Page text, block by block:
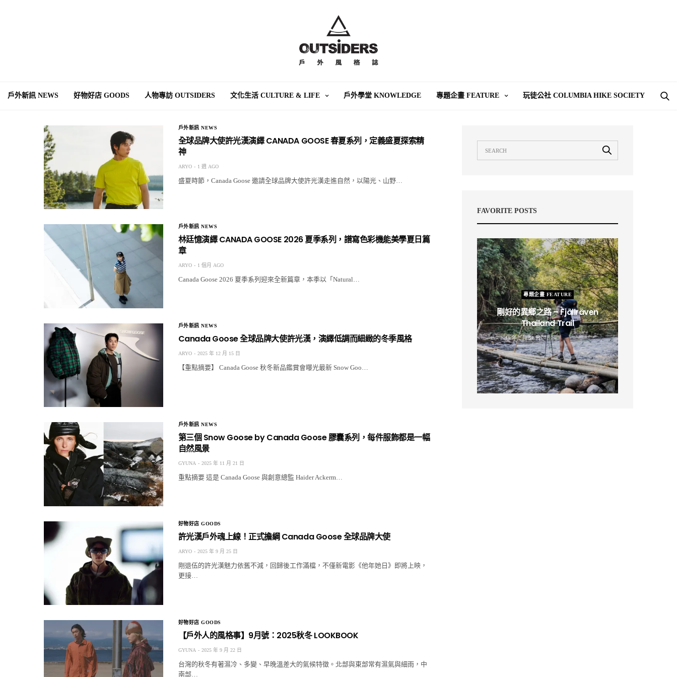
戶外新訊 NEWS 好物好店 GOODS 人物專訪 OUTSIDERS 文化生活 CULTURE & LIFE 戶外學堂 KNOWLEDGE 專題企畫 FEATURE 玩徒公社 COLUMBIA HIKE SOCIETY
戶外新訊 NEWS
全球品牌大使許光漢演繹 CANADA GOOSE 春夏系列，定義盛夏探索精
神
ARYO 1 週 AGO
盛夏時節，Canada Goose 邀請全球品牌大使許光漢走進自然，以陽光、山野…
戶外新訊 NEWS
林廷憶演繹 CANADA GOOSE 2026 夏季系列，譜寫色彩機能美學夏日篇
章
ARYO 1 個月 AGO
Canada Goose 2026 夏季系列迎來全新篇章，本季以「Natural…
戶外新訊 NEWS
Canada Goose 全球品牌大使許光漢，演繹低調而細緻的冬季風格
ARYO 2025 年 12 月 15 日
【重點摘要】 Canada Goose 秋冬新品鑑賞會曝光最新 Snow Goo…
戶外新訊 NEWS
第三個 Snow Goose by Canada Goose 膠囊系列，每件服飾都是一幅
自然風景
GYUNA 2025 年 11 月 21 日
重點摘要 這是 Canada Goose 與創意總監 Haider Ackerm…
好物好店 GOODS
許光漢戶外魂上線！正式擔綱 Canada Goose 全球品牌大使
ARYO 2025 年 9 月 25 日
剛退伍的許光漢魅力依舊不減，回歸後工作滿檔，不僅新電影《他年她日》即將上映，
更接…
好物好店 GOODS
【戶外人的風格事】9月號：2025秋冬 LOOKBOOK
GYUNA 2025 年 9 月 22 日
台灣的秋冬有著濕冷、多變、早晚溫差大的氣候特徵。北部與東部常有濕氣與細雨，中
南部…
FAVORITE POSTS
專題企畫 FEATURE
剛好的異鄉之路 – Fjällräven
Thailand Trail
B 2019 年 2 月 12 日